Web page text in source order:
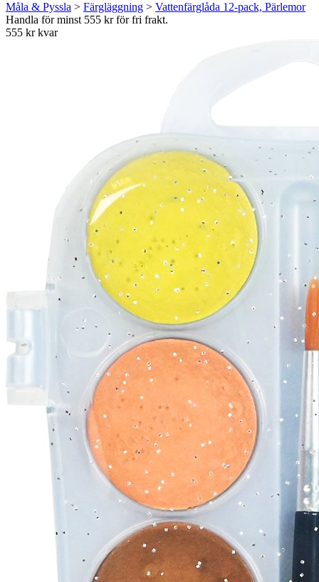
Måla & Pyssla > Färgläggning > Vattenfärglåda 12-pack, Pärlemor
Handla för minst 555 kr för fri frakt.
555 kr kvar